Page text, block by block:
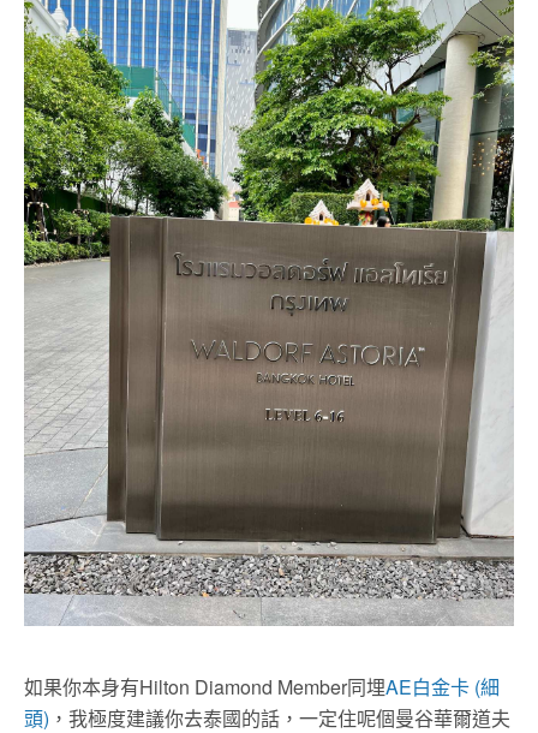
如果你本身有Hilton Diamond Member同埋AE白金卡 (細
頭) ，我極度建議你去泰國的話，一定住呢個曼谷華爾道夫